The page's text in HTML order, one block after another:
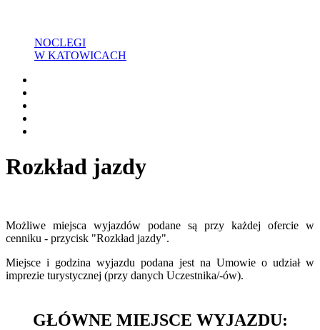
NOCLEGI
W KATOWICACH
Rozkład jazdy
Możliwe miejsca wyjazdów podane są przy każdej ofercie w
cenniku - przycisk "Rozkład jazdy".
Miejsce i godzina wyjazdu podana jest na Umowie o udział w
imprezie turystycznej (przy danych Uczestnika/-ów).
GŁÓWNE MIEJSCE WYJAZDU: